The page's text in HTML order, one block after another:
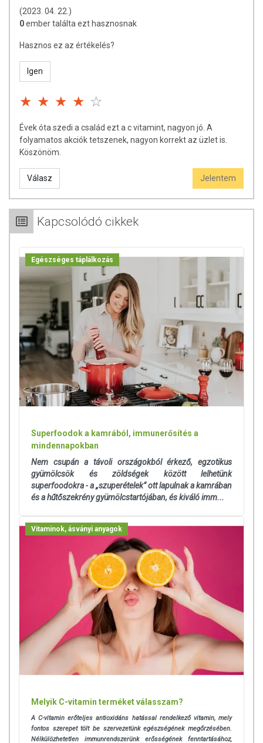
(2023. 04. 22.)
0ember találta ezt hasznosnak
Hasznos ez az értékelés?
Igen
Évek óta szedi a család ezt a c vitamint, nagyon jó. A
folyamatos akciók tetszenek, nagyon korrekt az üzlet is.
Köszönöm.
Válasz Jelentem
Kapcsolódó cikkek
Egészséges táplálkozás
Superfoodok a kamrából, immunerősítés a
mindennapokban
Nem csupán a távoli országokból érkező, egzotikus
gyümölcsök és zöldségek között lelhetünk
superfoodokra - a „szuperételek” ott lapulnak a kamrában
és a hűtőszekrény gyümölcstartójában, és kiváló imm...
Vitaminok, ásványi anyagok
Melyik C-vitamin terméket válasszam?
A C-vitamin erőteljes antioxidáns hatással rendelkező vitamin, mely
fontos szerepet tölt be szervezetünk egészségének megőrzésében.
Nélkülözhetetlen immunrendszerünk erősségének fenntartásához,